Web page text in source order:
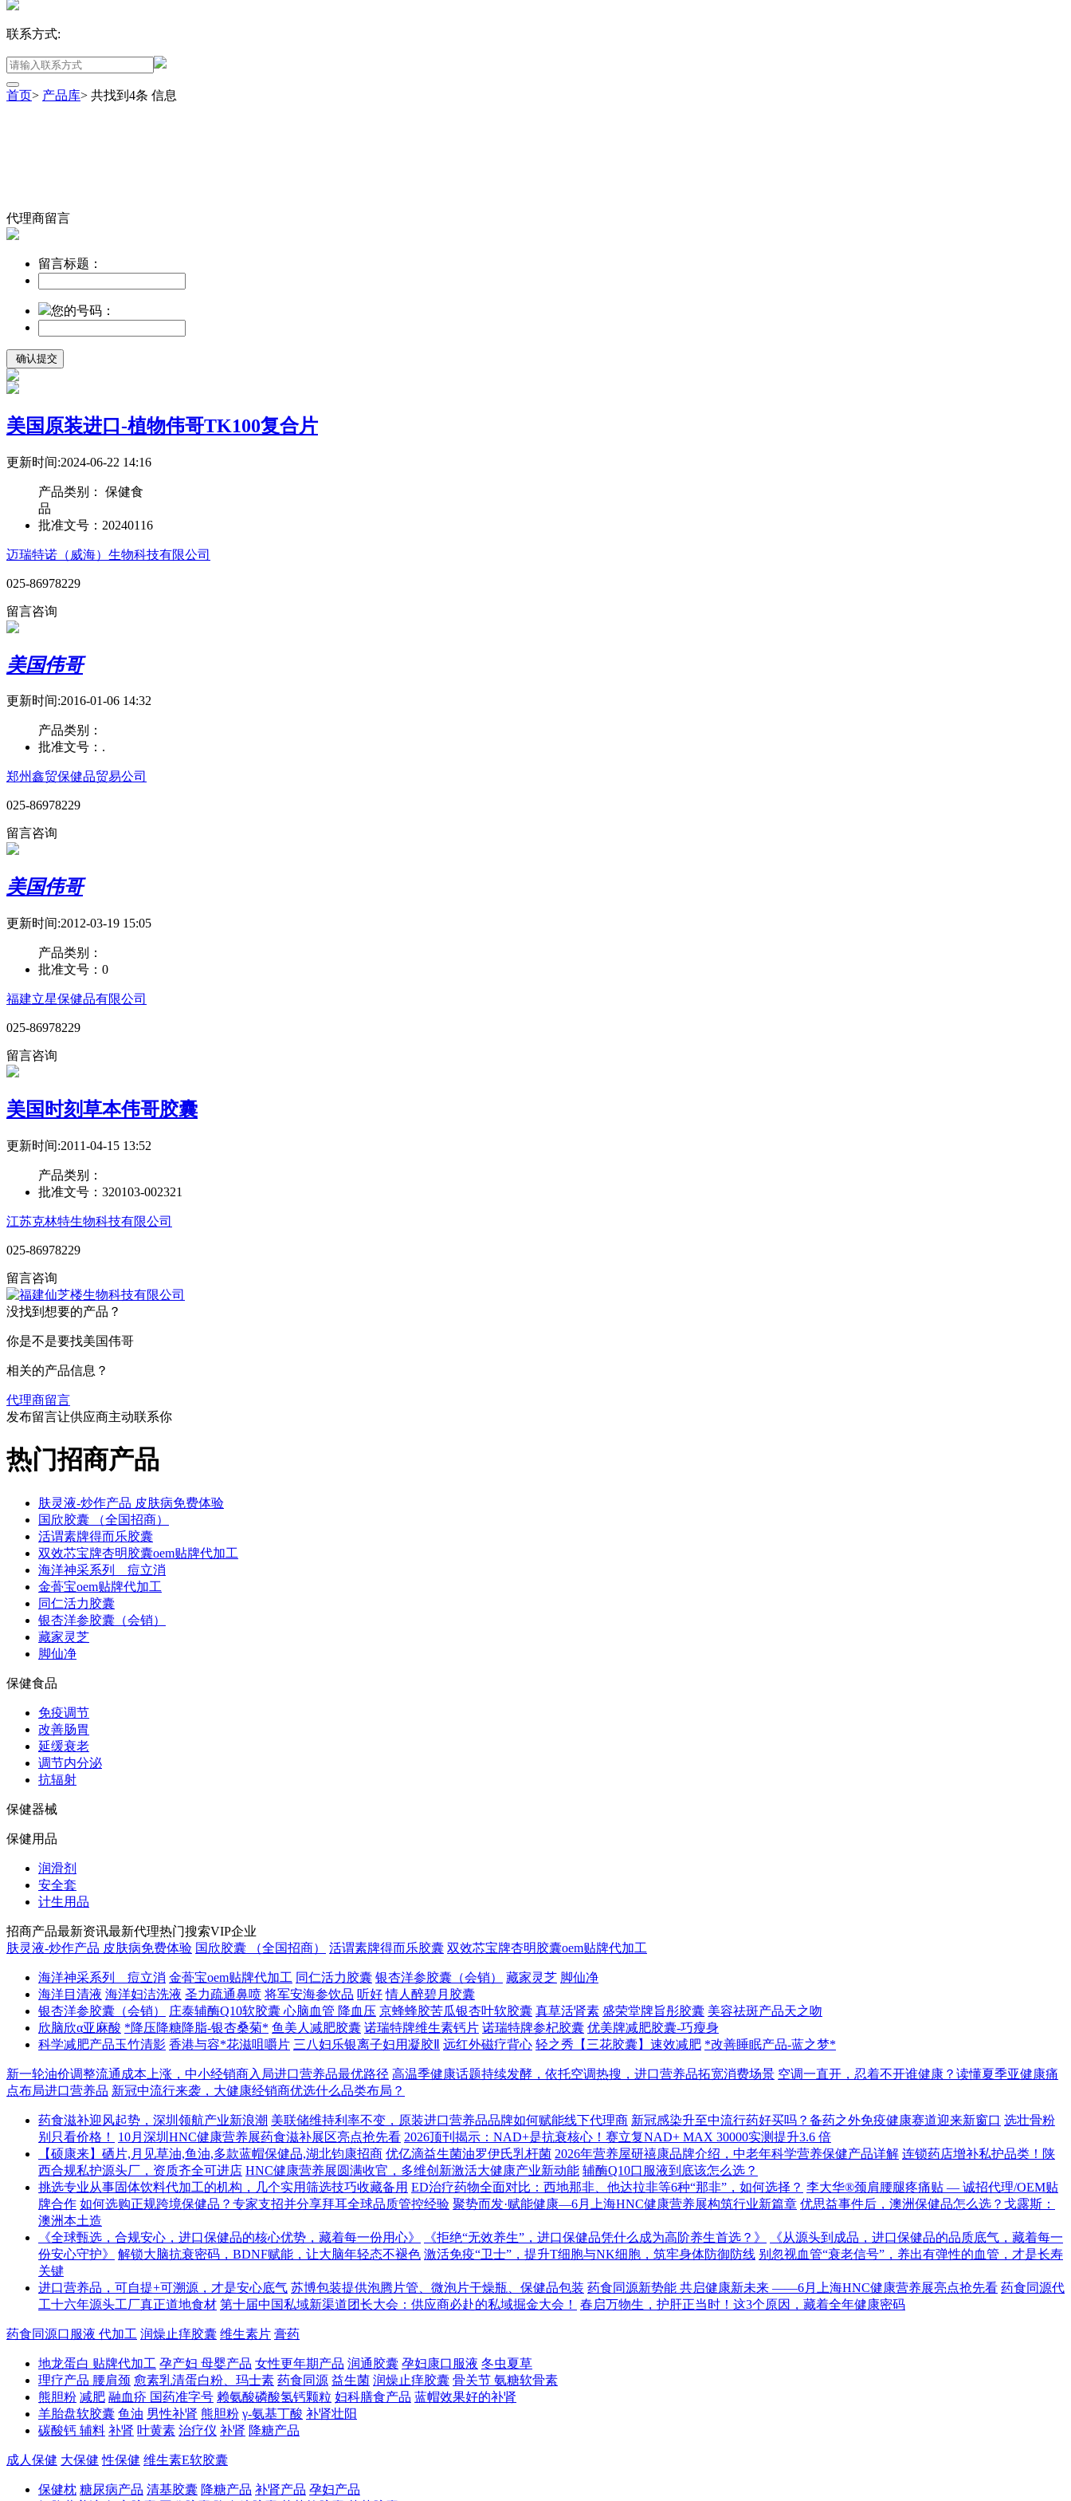
联系方式:
首页> 产品库> 共找到 4条 信息
代理商留言
留言标题：
您的号码：
美国原装进口-植物伟哥TK100复合片
更新时间:2024-06-22 14:16
产品类别： 保健食
品
批准文号： 20240116
迈瑞特诺（威海）生物科技有限公司
025-86978229
留言咨询
美国伟哥
更新时间:2016-01-06 14:32
产品类别：
批准文号： .
郑州鑫贸保健品贸易公司
025-86978229
留言咨询
美国伟哥
更新时间:2012-03-19 15:05
产品类别：
批准文号： 0
福建立星保健品有限公司
025-86978229
留言咨询
美国时刻草本伟哥胶囊
更新时间:2011-04-15 13:52
产品类别：
批准文号： 320103-002321
江苏克林特生物科技有限公司
025-86978229
留言咨询
没找到想要的产品？
你是不是要找美国伟哥
相关的产品信息？
代理商留言
发布留言让供应商主动联系你
热门招商产品
肤灵液-炒作产品 皮肤病免费体验
国欣胶囊 （全国招商）
活谓素牌得而乐胶囊
双效芯宝牌杏明胶囊oem贴牌代加工
海洋神采系列＿痘立消
金蓇宝oem贴牌代加工
同仁活力胶囊
银杏洋参胶囊（会销）
藏家灵芝
脚仙净
保健食品
免疫调节
改善肠胃
延缓衰老
调节内分泌
抗辐射
保健器械
保健用品
润滑剂
安全套
计生用品
招商产品最新资讯最新代理热门搜索VIP企业
肤灵液-炒作产品 皮肤病免费体验 国欣胶囊 （全国招商） 活谓素牌得而乐胶囊 双效芯宝牌杏明胶囊oem贴牌代加工
海洋神采系列＿痘立消 金蓇宝oem贴牌代加工 同仁活力胶囊 银杏洋参胶囊（会销） 藏家灵芝 脚仙净
海洋目清液 海洋妇洁洗液 圣力疏通鼻喷 将军安海参饮品 听好 情人醉碧月胶囊
银杏洋参胶囊（会销）
庄泰辅酶Q10软胶囊 心脑血管 降血压 京蜂蜂胶苦瓜银杏叶软胶囊 真草活肾素 盛荣堂牌旨彤胶囊 美容祛斑产品天之吻
欣脑欣α亚麻酸 *降压降糖降脂-银杏桑菊* 鱼美人减肥胶囊 诺瑞特牌维生素钙片 诺瑞特牌参杞胶囊 优美牌减肥胶囊-巧瘦身
科学减肥产品玉竹清影 香港与容*花滋咀嚼片 三八妇乐银离子妇用凝胶Ⅱ 远红外磁疗背心 轻之秀【三花胶囊】速效减肥 *改善睡眠产品-蓝之梦*
新一轮油价调整流通成本上涨，中小经销商入局进口营养品最优路径 高温季健康话题持续发酵，依托空调热搜，进口营养品拓宽消费场景 空调一直开，忍着不开谁健康？读懂夏季亚健康痛
点布局进口营养品 新冠中流行来袭，大健康经销商优选什么品类布局？
药食滋补迎风起势，深圳领航产业新浪潮 美联储维持利率不变，原装进口营养品品牌如何赋能线下代理商 新冠感染升至中流行药好买吗？备药之外免疫健康赛道迎来新窗口 选壮骨粉
别只看价格！
10月深圳HNC健康营养展药食滋补展区亮点抢先看 2026顶刊揭示：NAD+是抗衰核心！赛立复NAD+ MAX 30000实测提升3.6 倍
【硕康来】硒片,月见草油,鱼油,多款蓝帽保健品,湖北钧康招商 优亿滴益生菌油罗伊氏乳杆菌 2026年营养屋研禧康品牌介绍，中老年科学营养保健产品详解 连锁药店增补私护品类！陕
西合规私护源头厂，资质齐全可进店 HNC健康营养展圆满收官，多维创新激活大健康产业新动能 辅酶Q10口服液到底该怎么选？
挑选专业从事固体饮料代加工的机构，几个实用筛选技巧收藏备用 ED治疗药物全面对比：西地那非、他达拉非等6种“那非”，如何选择？ 李大华®颈肩腰腿疼痛贴 — 诚招代理/OEM贴
牌合作 如何选购正规跨境保健品？专家支招并分享拜耳全球品质管控经验 聚势而发·赋能健康—6月上海HNC健康营养展构筑行业新篇章 优思益事件后，澳洲保健品怎么选？戈露斯：
澳洲本土造
《全球甄选，合规安心，进口保健品的核心优势，藏着每一份用心》
《拒绝“无效养生”，进口保健品凭什么成为高阶养生首选？》
《从源头到成品，进口保健品的品质底气，藏着每一
份安心守护》
解锁大脑抗衰密码，BDNF赋能，让大脑年轻态不褪色 激活免疫“卫士”，提升T细胞与NK细胞，筑牢身体防御防线 别忽视血管“衰老信号”，养出有弹性的血管，才是长寿
关键
进口营养品，可自提+可溯源，才是安心底气 苏博包装提供泡腾片管、微泡片干燥瓶、保健品包装 药食同源新势能 共启健康新未来 ——6月上海HNC健康营养展亮点抢先看 药食同源代
工十六年源头工厂真正道地食材 第十届中国私域新渠道团长大会：供应商必赴的私域掘金大会！ 春启万物生，护肝正当时！这3个原因，藏着全年健康密码
药食同源口服液 代加工 润燥止痒胶囊 维生素片 膏药
地龙蛋白 贴牌代加工 孕产妇 母婴产品 女性更年期产品 润通胶囊 孕妇康口服液 冬虫夏草
理疗产品 腰肩颈 愈素乳清蛋白粉、玛士素 药食同源 益生菌 润燥止痒胶囊 骨关节 氨糖软骨素
熊胆粉 减肥 融血疥 国药准字号 赖氨酸磷酸氢钙颗粒 妇科膳食产品 蓝帽效果好的补肾
羊胎盘软胶囊 鱼油 男性补肾 熊胆粉 γ-氨基丁酸 补肾壮阳
碳酸钙 辅料 补肾 叶黄素 治疗仪 补肾 降糖产品
成人保健 大保健 性保健 维生素E软胶囊
保健枕 糖尿病产品 清基胶囊 降糖产品 补肾产品 孕妇产品